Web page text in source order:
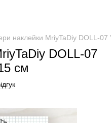
наклейки MriyTaDiy DOLL-07
DOLL-07
см